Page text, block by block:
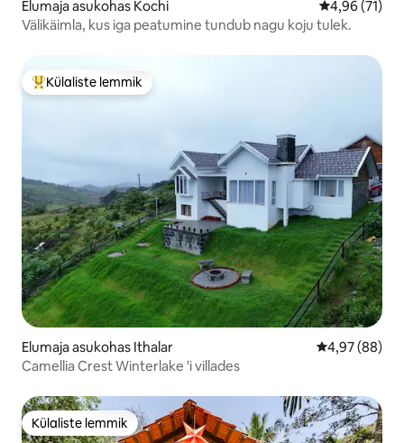
Elumaja asukohas Kochi Keskmine
4,96 (71)
Välikäimla, kus iga peatumine tundub nagu koju tulek.
Külaliste suur lemmik
Külaliste lemmik
Elumaja asukohas Ithalar Keskmine
4,97 (88)
Camellia Crest Winterlake 'i villades
Külaliste lemmik
Külaliste lemmik